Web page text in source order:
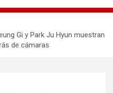
Gi y Park Ju Hyun muestran
de cámaras